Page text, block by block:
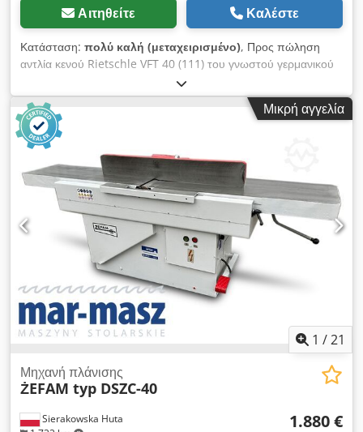
ένα ολοκληρωμένο πακέτο: 1. Πακέτο αγοράς με σταθερή τιμή:
Αγορά εμπορευμάτων, εξοπλισμού και πλήρους αποθέματος,
συμπεριλαμβανομένης της πλήρους εκκαθάρισης. 2.
Δημοπρασία με προμήθεια: Διεξαγωγή δημοπρασιών για
λογαριασμό πελατών. Οι ολοκληρωμένες υπηρεσίες μας από
τους δικούς μας υπαλλήλους: καταλογοποίηση, προετοιμασία
γραφεί
Αιτηθείτε Καλέστε
Κατάσταση: πολύ καλή (μεταχειρισμένο), Προς πώληση
αντλία κενού Rietschle VFT 40 (111) του γνωστού γερμανικού
κατασκευαστή. Η συσκευή προορίζεται για βιομηχανικές
εφαρμογές που απαιτούν δημιουργία κενού, μεταξύ άλλων σε
μηχανές συσκευασίας, εκτυπώσεως, ξυλουργίας, CNC και
συστήματα μεταφοράς με υποπίεση. Η αντλία είναι
εξοπλισμένη με τριφασικό κινητήρα Flender ATB-Loher ισχύος
1,5 kW και τοποθετημένη σε στιβαρή βάση συναρμολόγησης.
Τεχνικά χαρακτηριστικά: Κατασκευαστής: Rietschle Μοντέλο:
VFT 40 (111) Έτος κατασκευής: 1996 Χώρα προέλευσης:
Γερμανία Τύπος: αντλία κενού Απόδοση: 40 m³/h (50 Hz) 48
m³/h (60 Hz) Μέγιστο υπόκεντρο (τελική πίεση): 150 mbar
(abs) Ισχύς κινητήρα: 1,5 kW (50 Hz) / 1,8 kW (60 Hz) Στροφές:
1420 σ.α.λ. (50 Hz) 1680 σ.α.λ. (60 Hz) Τροφοδοσία: 3×400 V
Κλάση προστασίας κινητήρα: IP54 Σειριακός αριθμός: 1749048
Κατάσταση: Μεταχειρισμένη. Οπτική κατάσταση σύμφωνα με
τις φωτογραφίες. Chodpfoziw N Sox Aguoa Στιβαρή
κατασκευή, έτοιμη για περαιτέρω χρήση.
Μικρή αγγελία
1 /21
Sierakowska Huta
Μηχανή πλάνισης
ŻEFAM typ DSZC-40
1.880 €